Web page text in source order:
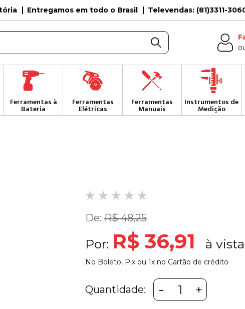
Entregamos em todo o Brasil Televendas: (81)3311-
Ferramentas à
Bateria
Ferramentas
Elétricas
Ferramentas
Manuais
Instrumentos de
Medição
De:R$ 48,25
Por: R$ 36,91
No Boleto, Pix ou 1x no Cartão de crédito
Quantidade: - +